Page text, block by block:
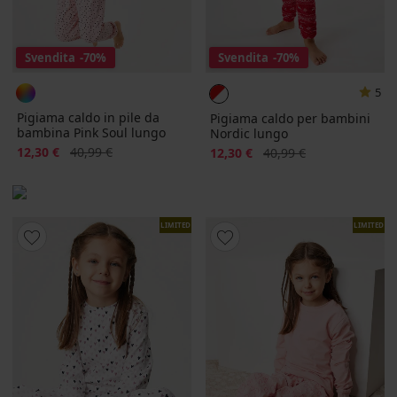
Svendita -70%
Pigiama caldo in pile da
bambina Pink Soul lungo
Sconto
12,30 € Prezzo originale
40,99 €
Svendita -70%
5
Pigiama caldo per bambini
Nordic lungo
Sconto
12,30 € Prezzo originale
40,99 €
LIMITED LIMITED